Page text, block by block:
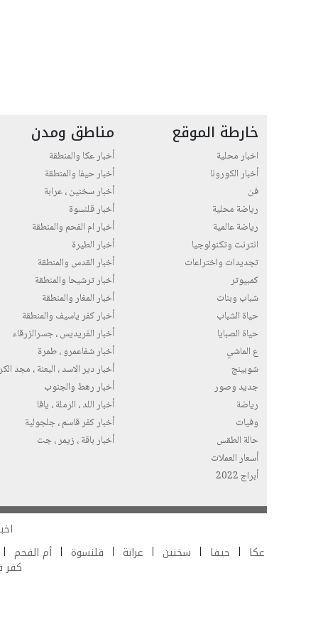
خارطة الموقع
اخبار محلية
أخبار الكورونا
فن
رياضة محلية
رياضة عالمية
انترنت وتكنولوجيا
تجديدات واختراعات
كمبيوتر
شباب وبنات
حياة الشباب
حياة الصبايا
ع الماشي
شوبينج
جديد وصور
رياضة
وفيات
حالة الطقس
أسعار العملات
أبراج 2022
مناطق ومدن
أخبار عكا والمنطقة
أخبار حيفا والمنطقة
أخبار سخنين ، عرابة
أخبار قلنسوة
أخبار ام الفحم والمنطقة
أخبار الطيرة
أخبار القدس والمنطقة
أخبار ترشيحا والمنطقة
أخبار المغار والمنطقة
أخبار كفر ياسيف والمنطقة
أخبار الفريديس ، جسرالزرقاء
أخبار شفاعمرو ، طمرة
أخبار دير الاسد ، البعنة ، مجد
أخبار رهط والجنوب
أخبار اللد ، الرملة ، يافا
أخبار كفر قاسم ، جلجولية
أخبار باقة ، زيمر ، جت
عكا
حيفا سخنين عرابة قلنسوة أم الفحم
كفر